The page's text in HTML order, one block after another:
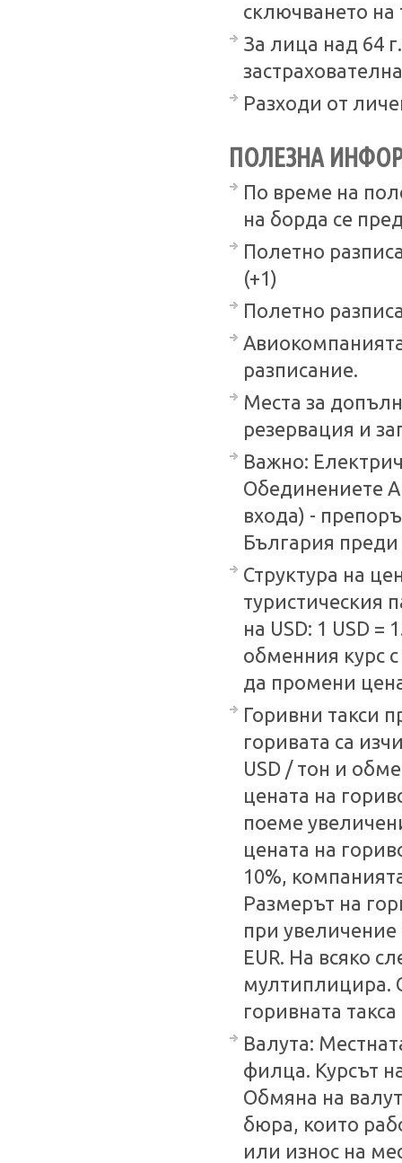
сключването на
За лица над 64
Разходи от
ПОЛЕЗНА
По време на
на борда се
Полетно
(+1)
Полетно
разписание.
Места за
резервация и
Важно:
Обединениете
входа) -
България преди
Структура на
туристическия
на USD: 1 USD
обменния курс
да промени
Горивни такси
горивата са
USD / тон и
цената на
поеме
цената на
10%,
Размерът на
при увеличение
EUR. На всяко
мултиплицира.
горивната
Валута:
филца. Курсът
Обмяна на
бюра, които
или износ на